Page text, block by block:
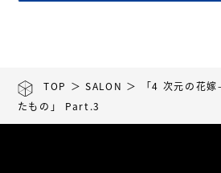
TOP ＞SALON ＞ 「4 次元の花
たもの」 Part.3